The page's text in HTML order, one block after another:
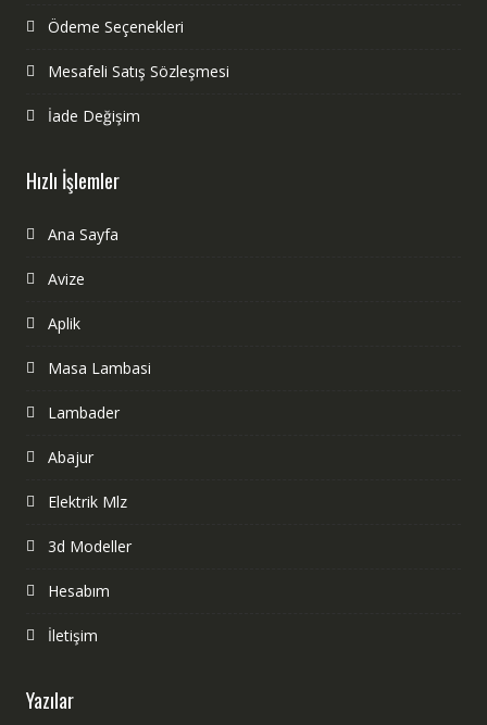
Ödeme Seçenekleri
Mesafeli Satış Sözleşmesi
İade Değişim
Hızlı İşlemler
Ana Sayfa
Avize
Aplik
Masa Lambasi
Lambader
Abajur
Elektrik Mlz
3d Modeller
Hesabım
İletişim
Yazılar